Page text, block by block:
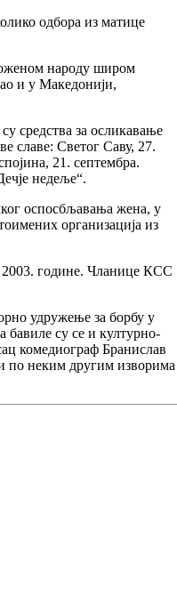
одбора из матице
народу широм
и у Македонији,
средства за осликавање
славе: Светог Саву, 27.
21. септембра.
недеље“.
оспосбљавања жена, у
организација из
2003. године. Чланице КСС
удружење за борбу у
бавиле су се и културно-
комедиограф Бранислав
по неким другим изворима